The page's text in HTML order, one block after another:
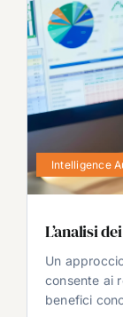
Intelligence
L’analisi
Un
consente ai
benefici